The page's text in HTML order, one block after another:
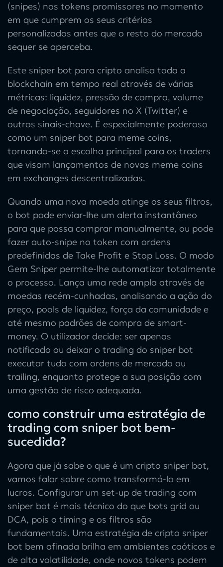
(snipes) nos tokens promissores no momento
em que cumprem os seus critérios
personalizados antes que o resto do mercado
sequer se aperceba.
Este sniper bot para cripto analisa toda a
blockchain em tempo real através de várias
métricas: liquidez, pressão de compra, volume
de negociação, seguidores no X (Twitter) e
outros sinais-chave. É especialmente poderoso
como um sniper bot para meme coins,
tornando-se a escolha principal para os traders
que visam lançamentos de novas meme coins
em exchanges descentralizadas.
Quando uma nova moeda atinge os seus filtros,
o bot pode enviar-lhe um alerta instantâneo
para que possa comprar manualmente, ou pode
fazer auto-snipe no token com ordens
predefinidas de Take Profit e Stop Loss. O modo
Gem Sniper permite-lhe automatizar totalmente
o processo. Lança uma rede ampla através de
moedas recém-cunhadas, analisando a ação do
preço, pools de liquidez, força da comunidade e
até mesmo padrões de compra de smart-
money. O utilizador decide: ser apenas
notificado ou deixar o trading do sniper bot
executar tudo com ordens de mercado ou
trailing, enquanto protege a sua posição com
uma gestão de risco adequada.
como construir uma estratégia de
trading com sniper bot bem-
sucedida?
Agora que já sabe o que é um cripto sniper bot,
vamos falar sobre como transformá-lo em
lucros. Configurar um set-up de trading com
sniper bot é mais técnico do que bots grid ou
DCA, pois o timing e os filtros são
fundamentais. Uma estratégia de cripto sniper
bot bem afinada brilha em ambientes caóticos e
de alta volatilidade, onde novos tokens podem